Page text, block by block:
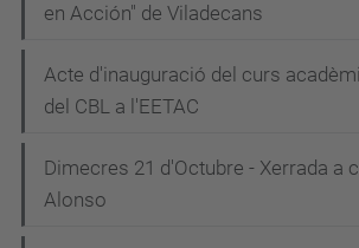
en Acción" de Viladecans
Acte d'inauguració del curs
del CBL a l'EETAC
Dimecres 21 d'Octubre - Xerrada a
Alonso